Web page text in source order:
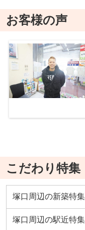
お客様の声
こだわり特集
塚口周辺の新築特集
塚口周辺の駅近特集